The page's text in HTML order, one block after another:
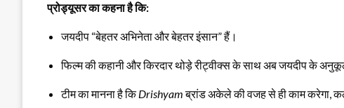
प्रोड्यूसर का कहना है कि:
जयदीप “बेहतर अभिनेता और बेहतर इंसान” हैं।
फिल्म की कहानी और किरदार थोड़े रीट्वीक्स के साथ अब जयदीप के अनुकूल
टीम का मानना है किDrishyamब्रांड अकेले की वजह से ही काम करेगा,